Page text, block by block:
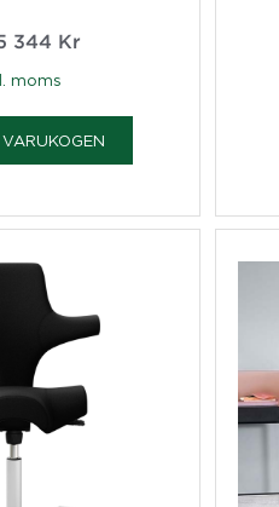
344 Kr
moms